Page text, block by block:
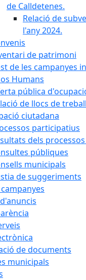
de Calldetenes.
Relació de
l'any 2024.
de patrimoni
de les campanyes
Humans
pública
de llocs de
ciutadana
participatius
dels
públiques
municipals
de suggeriments
de documents
municipals